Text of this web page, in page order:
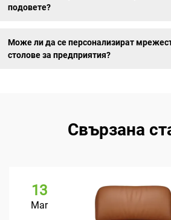
подовете?
Може ли да се персонализират
столове за предприятия?
Свързана
13
Mar